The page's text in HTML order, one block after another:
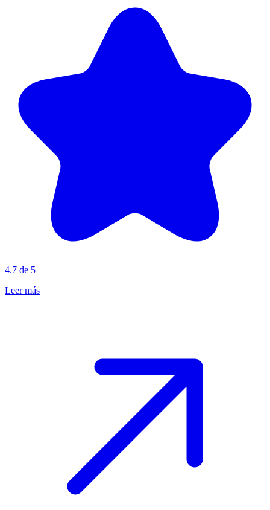
4.7 de 5
Leer más